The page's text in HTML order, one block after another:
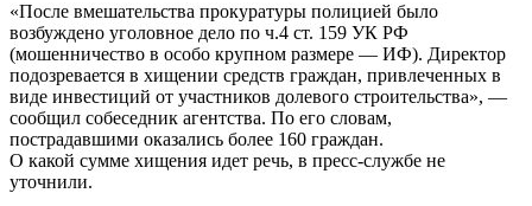
«После вмешательства прокуратуры полицией было
возбуждено уголовное дело по ч.4 ст. 159 УК РФ
(мошенничество в особо крупном размере — ИФ). Директор
подозревается в хищении средств граждан, привлеченных в
виде инвестиций от участников долевого строительства», —
сообщил собеседник агентства. По его словам,
пострадавшими оказались более 160 граждан.
О какой сумме хищения идет речь, в пресс-службе не
уточнили.